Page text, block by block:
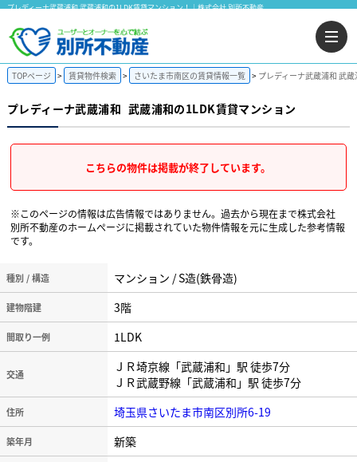
プレディーナ武蔵浦和 武蔵浦和の1LDK賃貸マンション！｜株式会社 別所不動産
TOPページ 賃貸物件検索 さいたま市南区の賃貸情報一覧 プレディーナ武蔵浦和 武
プレディーナ武蔵浦和 武蔵浦和の1LDK賃貸マンション
こちらの物件は掲載が終了しています。
※このページの情報は広告情報ではありません。過去から現在まで株式会社
別所不動産のホームぺージに掲載されていた物件情報を元に生成した参考情報
です。
種別 / 構造 マンション / S造(鉄骨造)
建物階建 3階
間取り一例 1LDK
交通
ＪＲ埼京線「武蔵浦和」駅 徒歩7分
ＪＲ武蔵野線「武蔵浦和」駅 徒歩7分
住所 埼玉県さいたま市南区別所6-19
築年月 新築